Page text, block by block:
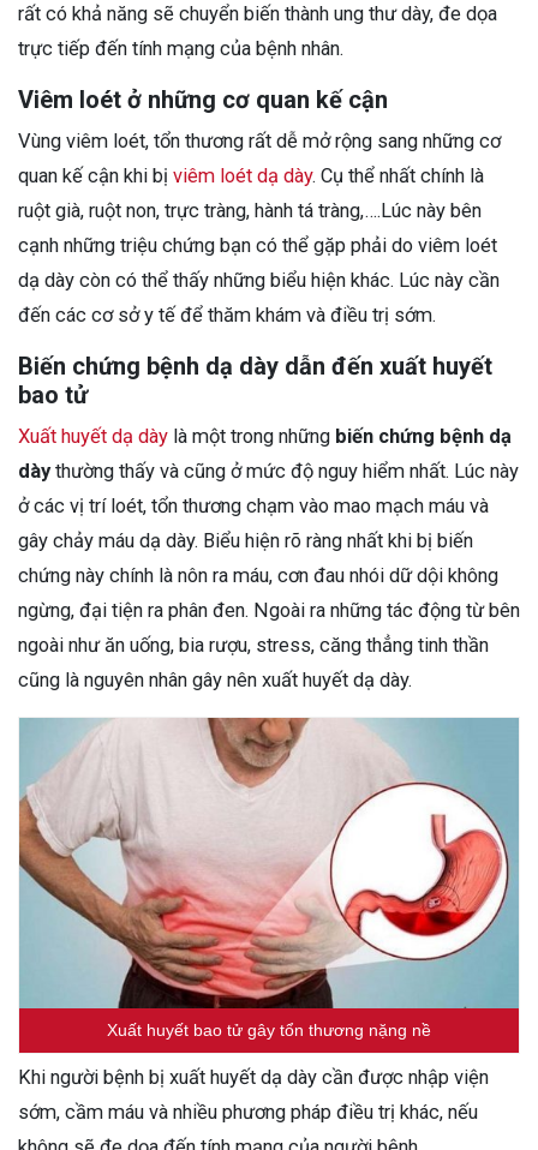
rất có khả năng sẽ chuyển biến thành ung thư dày, đe dọa
trực tiếp đến tính mạng của bệnh nhân.
Viêm loét ở những cơ quan kế cận
Vùng viêm loét, tổn thương rất dễ mở rộng sang những cơ
quan kế cận khi bị viêm loét dạ dày. Cụ thể nhất chính là
ruột già, ruột non, trực tràng, hành tá tràng,….Lúc này bên
cạnh những triệu chứng bạn có thể gặp phải do viêm loét
dạ dày còn có thể thấy những biểu hiện khác. Lúc này cần
đến các cơ sở y tế để thăm khám và điều trị sớm.
Biến chứng bệnh dạ dày dẫn đến xuất huyết
bao tử
Xuất huyết dạ dày là một trong những biến chứng bệnh dạ
dàythường thấy và cũng ở mức độ nguy hiểm nhất. Lúc này
ở các vị trí loét, tổn thương chạm vào mao mạch máu và
gây chảy máu dạ dày. Biểu hiện rõ ràng nhất khi bị biến
chứng này chính là nôn ra máu, cơn đau nhói dữ dội không
ngừng, đại tiện ra phân đen. Ngoài ra những tác động từ bên
ngoài như ăn uống, bia rượu, stress, căng thẳng tinh thần
cũng là nguyên nhân gây nên xuất huyết dạ dày.
Xuất huyết bao tử gây tổn thương nặng nề
Khi người bệnh bị xuất huyết dạ dày cần được nhập viện
sớm, cầm máu và nhiều phương pháp điều trị khác, nếu